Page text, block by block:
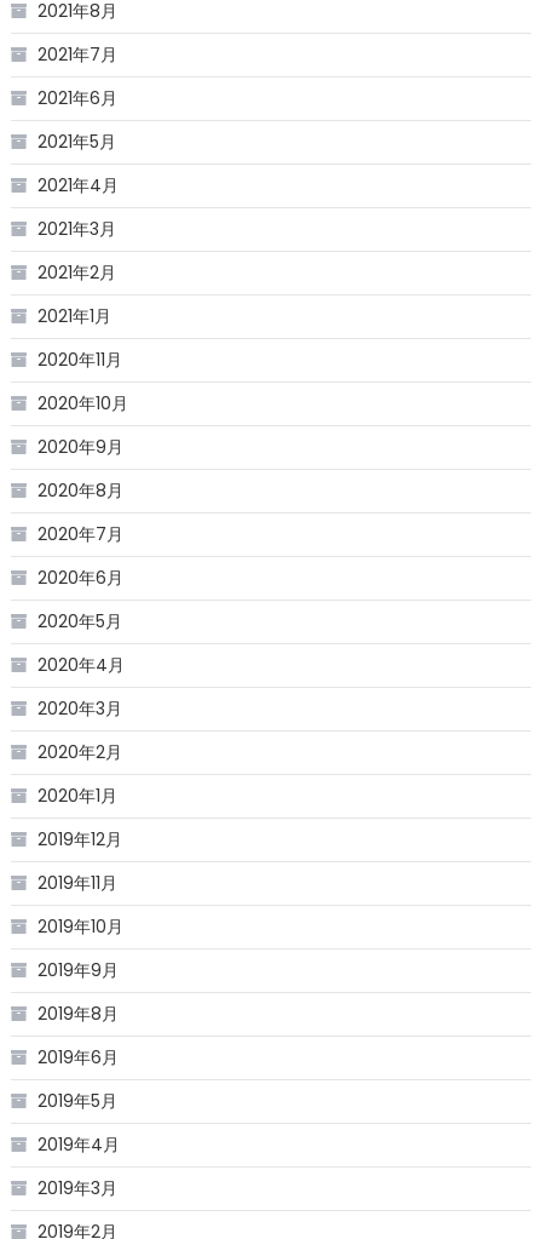
2021年8月
2021年7月
2021年6月
2021年5月
2021年4月
2021年3月
2021年2月
2021年1月
2020年11月
2020年10月
2020年9月
2020年8月
2020年7月
2020年6月
2020年5月
2020年4月
2020年3月
2020年2月
2020年1月
2019年12月
2019年11月
2019年10月
2019年9月
2019年8月
2019年6月
2019年5月
2019年4月
2019年3月
2019年2月